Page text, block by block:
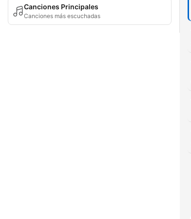
Canciones Principales
Canciones más escuchadas